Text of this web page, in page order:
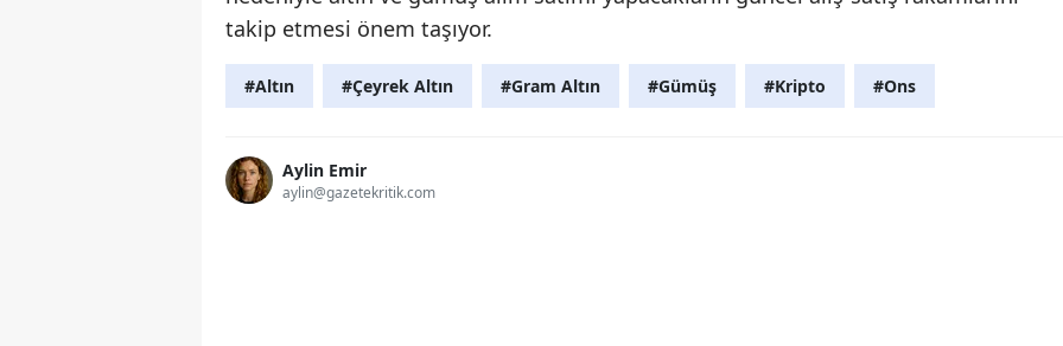
takip etmesi önem taşıyor.
#Altın #Çeyrek Altın #Gram Altın #Gümüş #Kripto #Ons
Aylin Emir
aylin@gazetekritik.com